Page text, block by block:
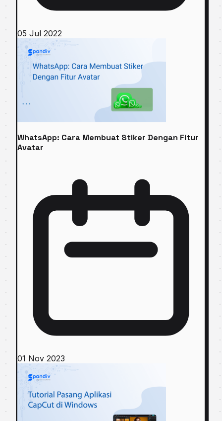
05 Jul 2022
WhatsApp: Cara Membuat Stiker Dengan Fitur
Avatar
01 Nov 2023